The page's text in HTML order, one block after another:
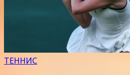
ТЕННИС